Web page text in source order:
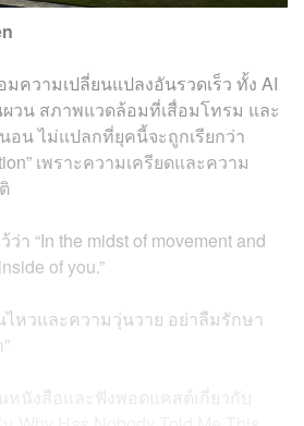
ความเปลี่ยนแปลงอันรวดเร็ว ทั้ง AI
วน สภาพแวดล้อมที่เสื่อมโทรม และ
อน ไม่แปลกที่ยุคนี้จะถูกเรียกว่า
เพราะความเครียดและความ
า “In the midst of movement and
of you.”
ไหวและความวุ่นวาย อย่าลืมรักษา
หนังสือและฟังพอดแคสต์เกี่ยวกับ